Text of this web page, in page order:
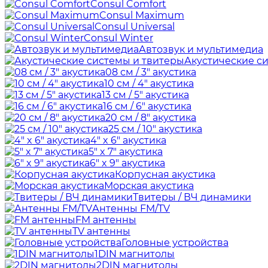
Consul Comfort
Consul Maximum
Consul Universal
Consul Winter
Автозвук и мультимедиа
Акустические
08 см / 3" акустика
10 см / 4" акустика
13 см / 5" акустика
16 см / 6" акустика
20 см / 8" акустика
25 см / 10" акустика
4" x 6" акустика
5" x 7" акустика
6" x 9" акустика
Корпусная акустика
Морская акустика
Твитеры / ВЧ динамики
Антенны FM/TV
FM антенны
TV антенны
Головные устройства
1DIN магнитолы
2DIN магнитолы